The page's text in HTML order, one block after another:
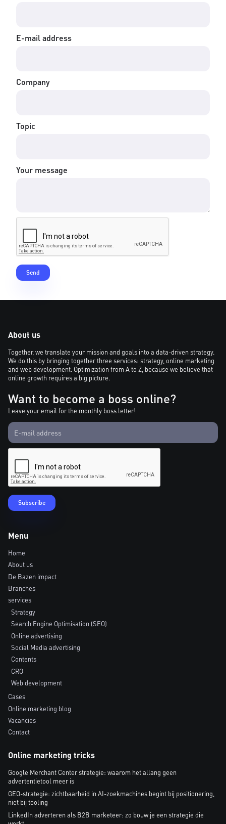
E-mail address
Company
Topic
Your message
About us
Together, we translate your mission and goals into a data-driven strategy.
We do this by bringing together three services: strategy, online marketing
and web development. Optimization from A to Z, because we believe that
online growth requires a big picture.
Want to become a boss online?
Leave your email for the monthly boss letter!
Menu
Home
About us
De Bazen impact
Branches
services
Strategy
Search Engine Optimisation (SEO)
Online advertising
Social Media advertising
Contents
CRO
Web development
Cases
Online marketing blog
Vacancies
Contact
Online marketing tricks
Google Merchant Center strategie: waarom het allang geen
advertentietool meer is
GEO-strategie: zichtbaarheid in AI-zoekmachines begint bij positionering,
niet bij tooling
LinkedIn adverteren als B2B marketeer: zo bouw je een strategie die